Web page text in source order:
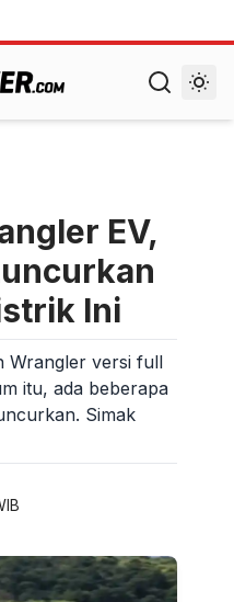
EV,
Ini
Wrangler versi full
itu, ada beberapa
Simak